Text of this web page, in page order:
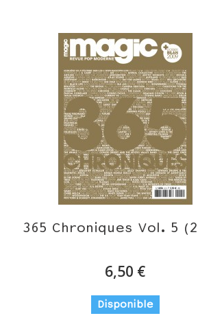
365 Chroniques Vol. 5
6,50 €
Disponible